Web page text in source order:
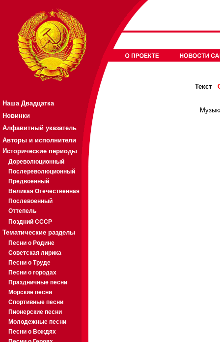
Наша Двадцатка
Новинки
Алфавитный указатель
Авторы и исполнители
Исторические периоды
Дореволюционный
Послереволюционный
Предвоенный
Великая Отечественная
Послевоенный
Оттепель
Поздний СССР
Тематические разделы
Песни о Родине
Советская лирика
Песни о Труде
Песни о городах
Праздничные песни
Морские песни
Спортивные песни
Пионерские песни
Молодежные песни
Песни о Вождях
Текст